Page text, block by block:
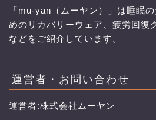
「mu-yan（ムーヤン）」は睡眠
めのリカバリーウェア、疲労回復
などをご紹介しています。
運営者・お問い合わせ
運営者:株式会社ムーヤン